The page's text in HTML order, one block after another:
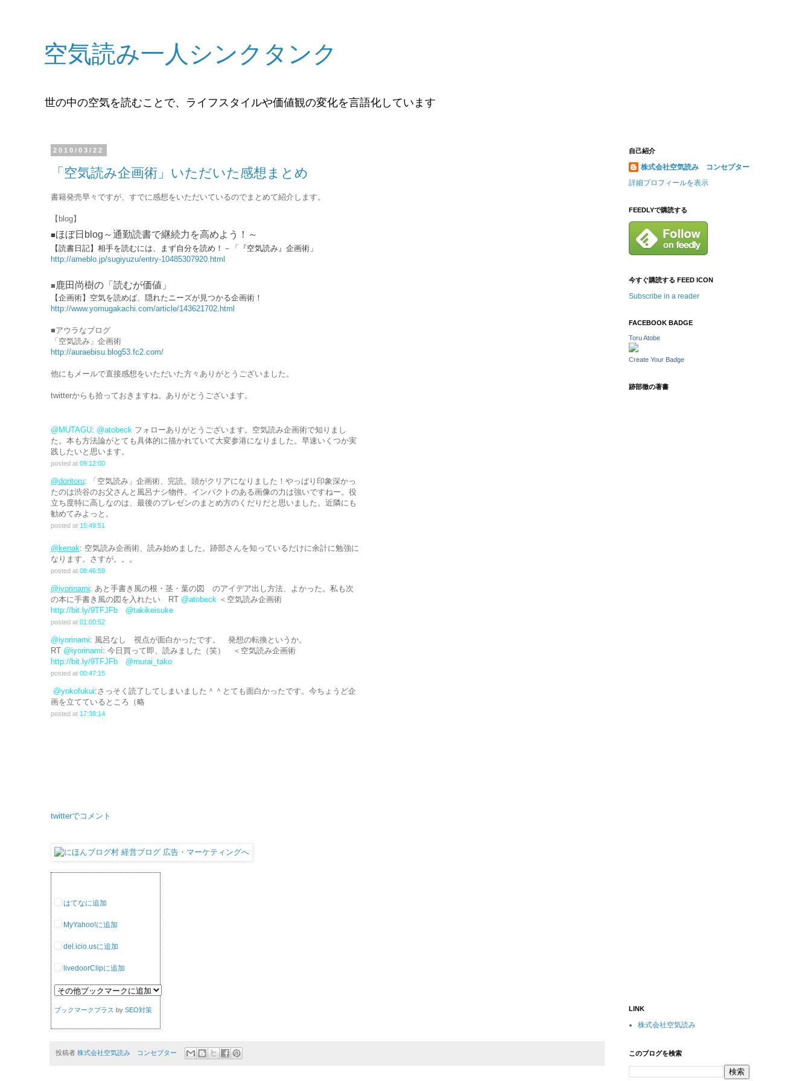
空気読み一人シンクタンク
世の中の空気を読むことで、ライフスタイルや価値観の変化を言語化しています
2010/03/22
「空気読み企画術」いただいた感想まとめ
書籍発売早々ですが、すでに感想をいただいているのでまとめて紹介します。
【blog】
■ほぼ日blog～通勤読書で継続力を高めよう！～
【読書日記】相手を読むには、まず自分を読め！－「『空気読み』企画術 」
http://ameblo.jp/sugiyuzu/entry-10485307920.html
■ 鹿田尚樹の「読むが価値」
【企画術】空気を読めば、隠れたニーズが見つかる企画術！
http://www.yomugakachi.com/article/143621702.html
■アウラなブログ
「空気読み」企画術
http://auraebisu.blog53.fc2.com/
他にもメールで直接感想をいただいた方々ありがとうございました。
twitterからも拾っておきますね。ありがとうございます。
@MUTAGU: @atobeck フォローありがとうございます。空気読み企画術で知りまし
た。本も方法論がとても具体的に描かれていて大変参港になりました。早速いくつか実
践したいと思います。
posted at 09:12:00
@doritoru: 「空気読み」企画術、完読。頭がクリアになりました！やっぱり印象深かっ
たのは渋谷のお父さんと風呂ナシ物件。インパクトのある画像の力は強いですねー。役
立ち度特に高しなのは、最後のプレゼンのまとめ方のくだりだと思いました。近隣にも
勧めてみよっと。
posted at 15:49:51
@kenak: 空気読み企画術、読み始めました。跡部さんを知っているだけに余計に勉強に
なります。さすが。。。
posted at 08:46:59
@iyorinami: あと手書き風の根・茎・葉の図 のアイデア出し方法、よかった。私も次
の本に手書き風の図を入れたい RT @atobeck ＜空気読み企画術
http://bit.ly/9TFJFb
@takikeisuke
posted at 01:00:52
@iyorinami: 風呂なし 視点が面白かったです。 発想の転換というか。
RT @iyorinami: 今日買って即、読みました（笑） ＜空気読み企画術
http://bit.ly/9TFJFb
@murai_tako
posted at 00:47:15
@yokofukui:さっそく読了してしまいました＾＾とても面白かったです。今ちょうど企
画を立てているところ（略
posted at 17:38:14
twitterでコメント
はてなに追加
MyYahoo!に追加
del.icio.usに追加
livedoorClipに追加
ブックマークプラス by SEO対策
投稿者 株式会社空気読み コンセプター
自己紹介
株式会社空気読み コンセプター
詳細プロフィールを表示
FEEDLYで購読する
今すぐ購読する FEED ICON
Subscribe in a reader
FACEBOOK BADGE
Toru Atobe
Create Your Badge
跡部徹の著書
LINK
株式会社空気読み
このブログを検索